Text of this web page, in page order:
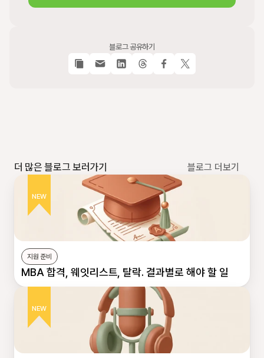
블로그 공유하기
더 많은 블로그 보러가기 블로그 더보기
NEW
지원 준비
MBA 합격, 웨잇리스트, 탈락. 결과별로 해야 할 일
NEW